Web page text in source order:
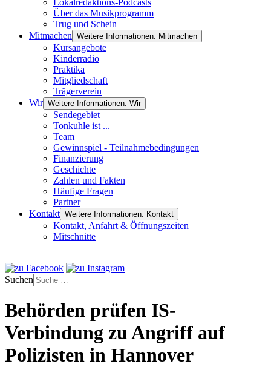
Lokalredaktions-Podcasts
Über das Musikprogramm
Trug und Schein
Mitmachen Weitere Informationen: Mitmachen
Kursangebote
Kinderradio
Praktika
Mitgliedschaft
Trägerverein
Wir Weitere Informationen: Wir
Sendegebiet
Tonkuhle ist ...
Team
Gewinnspiel - Teilnahmebedingungen
Finanzierung
Geschichte
Zahlen und Fakten
Häufige Fragen
Partner
Kontakt Weitere Informationen: Kontakt
Kontakt, Anfahrt & Öffnungszeiten
Mitschnitte
Suchen
Behörden prüfen IS-
Verbindung zu Angriff auf
Polizisten in Hannover